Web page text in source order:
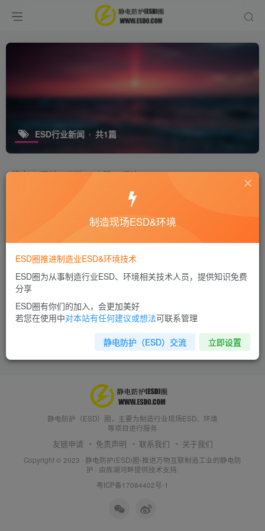
ESD行业新闻 共1篇
排序 更新 浏览 点赞 评论
ESD圈网站架构第一次改版的通知
网站公告
7年前 1.7W+
静电防护（ESD）圈，主要为制造行业现场ESD、环境
等项目进行服务
友链申请 免责声明 联系我们 关于我们
Copyright © 2023 · 静电防护(ESD)圈-推进万物互联制造工业的静电防
护 · 由旌湖河畔提供技术支持.
粤ICP备17084402号-1
制造现场ESD&环境
ESD圈推进制造业ESD&环境技术
ESD圈为从事制造行业ESD、环境相关技术人员，提供知识免费
分享
ESD圈有你们的加入，会更加美好
若您在使用中对本站有任何建议或想法可联系管理
静电防护（ESD）交流 立即设置